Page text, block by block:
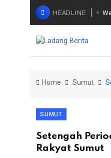
HEADLINE
Home Sumut
SUMUT
Setengah
Rakyat Sumut